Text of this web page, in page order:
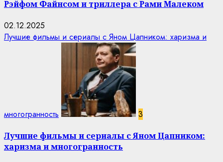
Рэйфом Файнсом и триллера с Рами Малеком
02.12.2025
Лучшие фильмы и сериалы с Яном Цапником: харизма и
многогранность 3
Лучшие фильмы и сериалы с Яном Цапником:
харизма и многогранность